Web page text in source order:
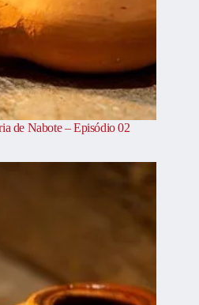
de Nabote – Episódio 02